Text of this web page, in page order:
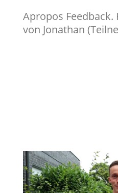
Apropos
von Jonathan